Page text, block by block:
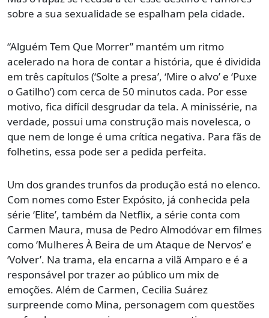
sobre a sua sexualidade se espalham pela cidade.
“Alguém Tem Que Morrer” mantém um ritmo
acelerado na hora de contar a história, que é dividida
em três capítulos (‘Solte a presa’, ‘Mire o alvo’ e ‘Puxe
o Gatilho’) com cerca de 50 minutos cada. Por esse
motivo, fica difícil desgrudar da tela. A minissérie, na
verdade, possui uma construção mais novelesca, o
que nem de longe é uma crítica negativa. Para fãs de
folhetins, essa pode ser a pedida perfeita.
Um dos grandes trunfos da produção está no elenco.
Com nomes como Ester Expósito, já conhecida pela
série ‘Elite’, também da Netflix, a série conta com
Carmen Maura, musa de Pedro Almodóvar em filmes
como ‘Mulheres À Beira de um Ataque de Nervos’ e
‘Volver’. Na trama, ela encarna a vilã Amparo e é a
responsável por trazer ao público um mix de
emoções. Além de Carmen, Cecilia Suárez
surpreende como Mina, personagem com questões